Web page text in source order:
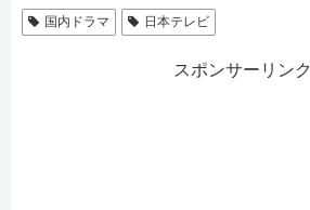
国内ドラマ 日本テレビ
スポンサーリンク